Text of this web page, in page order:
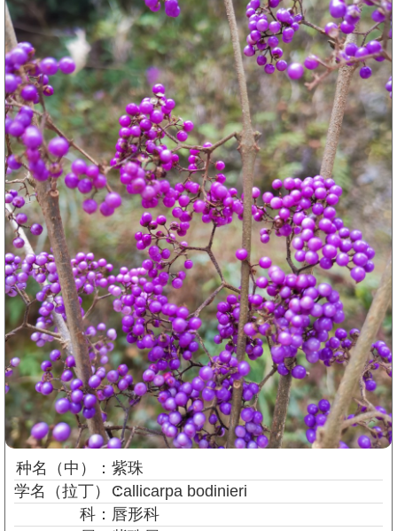
种名 （中） ： 紫珠
学名
（拉丁） ：
Callicarpa bodinieri
科： 唇形科